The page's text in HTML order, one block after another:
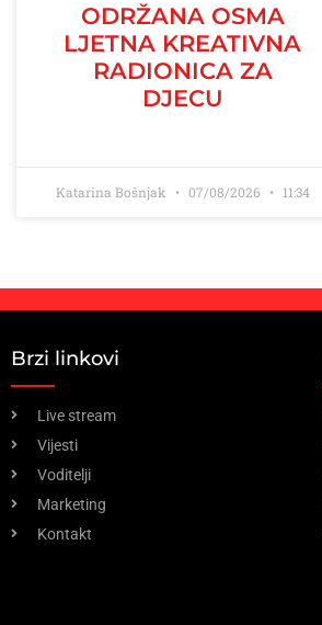
ODRŽANA OSMA
LJETNA KREATIVNA
RADIONICA ZA
DJECU
Katarina Bošnjak 07/08/2026 11:34
Brzi linkovi
Live stream
Vijesti
Voditelji
Marketing
Kontakt